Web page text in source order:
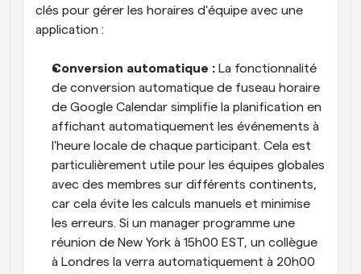
clés pour gérer les horaires d'équipe avec une
application :
Conversion automatique : La fonctionnalité
de conversion automatique de fuseau horaire
de Google Calendar simplifie la planification en
affichant automatiquement les événements à
l'heure locale de chaque participant. Cela est
particulièrement utile pour les équipes globales
avec des membres sur différents continents,
car cela évite les calculs manuels et minimise
les erreurs. Si un manager programme une
réunion de New York à 15h00 EST, un collègue
à Londres la verra automatiquement à 20h00